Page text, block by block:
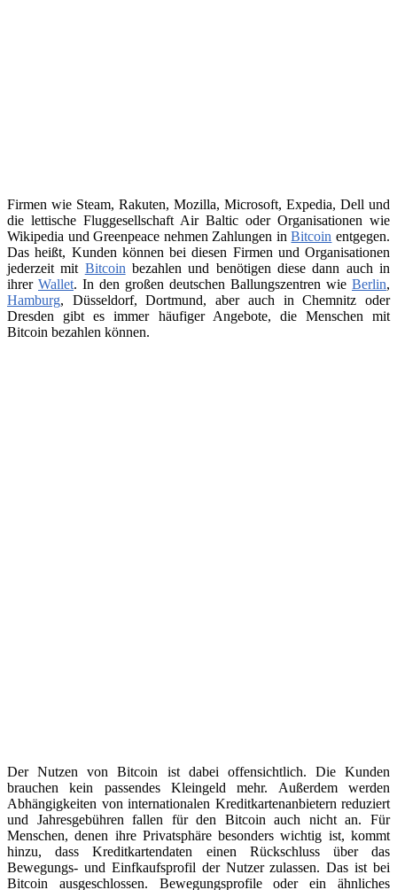
Firmen wie Steam, Rakuten, Mozilla, Microsoft, Expedia, Dell und
die lettische Fluggesellschaft Air Baltic oder Organisationen wie
Wikipedia und Greenpeace nehmen Zahlungen inBitcoin entgegen.
Das heißt, Kunden können bei diesen Firmen und Organisationen
jederzeit mit Bitcoin bezahlen und benötigen diese dann auch in
ihrer Wallet. In den großen deutschen Ballungszentren wie Berlin,
Hamburg, Düsseldorf, Dortmund, aber auch in Chemnitz oder
Dresden gibt es immer häufiger Angebote, die Menschen mit
Bitcoin bezahlen können.
Der Nutzen von Bitcoin ist dabei offensichtlich. Die Kunden
brauchen kein passendes Kleingeld mehr. Außerdem werden
Abhängigkeiten von internationalen Kreditkartenanbietern reduziert
und Jahresgebühren fallen für den Bitcoin auch nicht an. Für
Menschen, denen ihre Privatsphäre besonders wichtig ist, kommt
hinzu, dass Kreditkartendaten einen Rückschluss über das
Bewegungs- und Einfkaufsprofil der Nutzer zulassen. Das ist bei
Bitcoin ausgeschlossen. Bewegungsprofile oder ein ähnliches